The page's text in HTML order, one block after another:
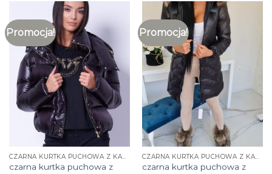
Promocja!
czarna kurtka puchowa z
Promocja!
czarna kurtka puchowa z